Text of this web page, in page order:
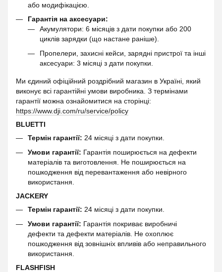
або модифікацією.
Гарантія на аксесуари:
Акумулятори: 6 місяців з дати покупки або 200
циклів зарядки (що настане раніше).
Пропелери, захисні кейси, зарядні пристрої та інші
аксесуари: 3 місяці з дати покупки.
Ми єдиний офіційний роздрібний магазин в Україні, який
виконує всі гарантійні умови виробника. З термінами
гарантії можна ознайомитися на сторінці:
https://www.dji.com/ru/service/policy
BLUETTI
Термін гарантії: 24 місяці з дати покупки.
Умови гарантії: Гарантія поширюється на дефекти
матеріалів та виготовлення. Не поширюється на
пошкодження від перевантаження або невірного
використання.
JACKERY
Термін гарантії: 24 місяці з дати покупки.
Умови гарантії: Гарантія покриває виробничі
дефекти та дефекти матеріалів. Не охоплює
пошкодження від зовнішніх впливів або неправильного
використання.
FLASHFISH